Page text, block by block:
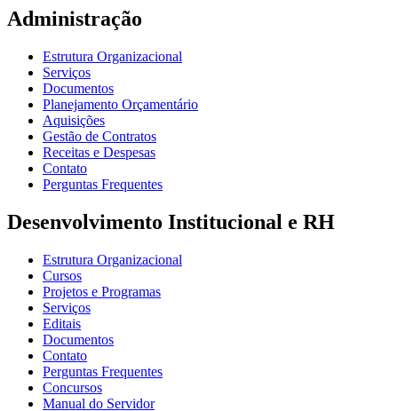
Administração
Estrutura Organizacional
Serviços
Documentos
Planejamento Orçamentário
Aquisições
Gestão de Contratos
Receitas e Despesas
Contato
Perguntas Frequentes
Desenvolvimento Institucional e RH
Estrutura Organizacional
Cursos
Projetos e Programas
Serviços
Editais
Documentos
Contato
Perguntas Frequentes
Concursos
Manual do Servidor